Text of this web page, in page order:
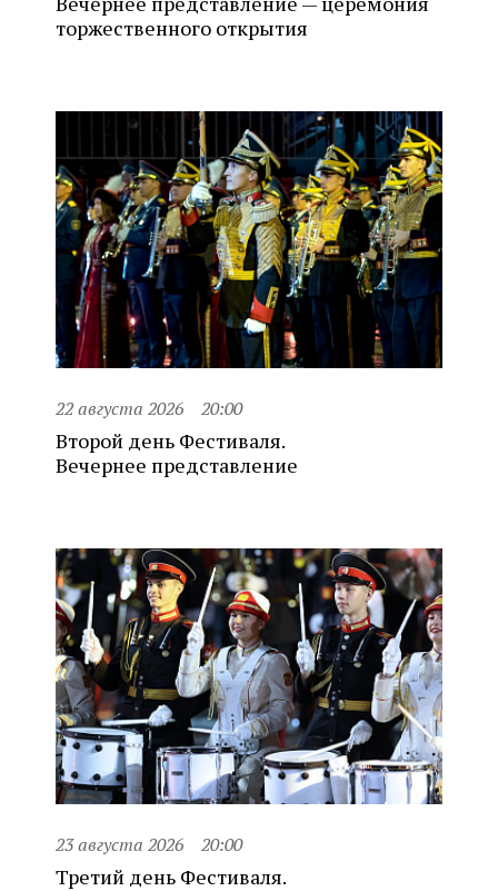
торжественного открытия
22 августа 2026 20:00
Второй день Фестиваля.
Вечернее представление
23 августа 2026 20:00
Третий день Фестиваля.